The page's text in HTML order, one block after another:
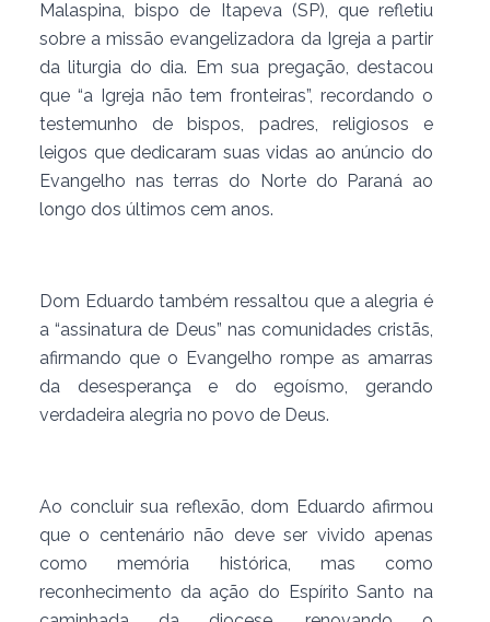
Malaspina, bispo de Itapeva (SP), que refletiu
sobre a missão evangelizadora da Igreja a partir
da liturgia do dia. Em sua pregação, destacou
que “a Igreja não tem fronteiras”, recordando o
testemunho de bispos, padres, religiosos e
leigos que dedicaram suas vidas ao anúncio do
Evangelho nas terras do Norte do Paraná ao
longo dos últimos cem anos.
Dom Eduardo também ressaltou que a alegria é
a “assinatura de Deus” nas comunidades cristãs,
afirmando que o Evangelho rompe as amarras
da desesperança e do egoísmo, gerando
verdadeira alegria no povo de Deus.
Ao concluir sua reflexão, dom Eduardo afirmou
que o centenário não deve ser vivido apenas
como memória histórica, mas como
reconhecimento da ação do Espírito Santo na